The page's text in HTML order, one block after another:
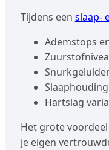
Tijdens een slaap-
Ademstops
Hartslag
Het grote
je eigen